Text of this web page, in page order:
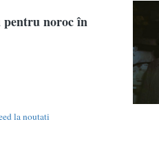
pentru noroc în
la noutati